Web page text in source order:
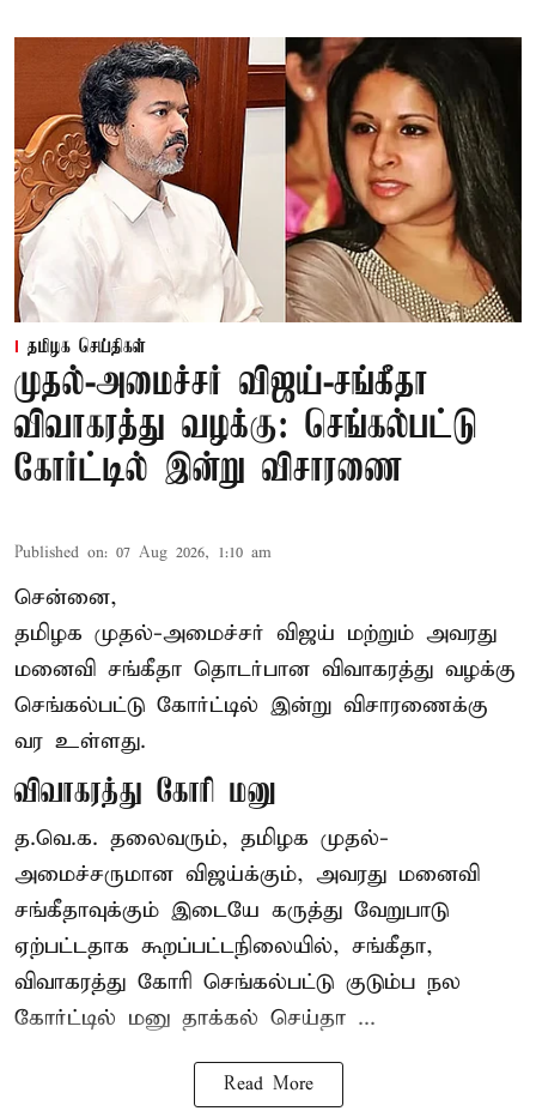
தமிழக செய்திகள்
முதல்-அமைச்சர் விஜய்-சங்கீதா
விவாகரத்து வழக்கு: செங்கல்பட்டு
கோர்ட்டில் இன்று விசாரணை
Published on: 07 Aug 2026, 1:10 am
சென்னை,
தமிழக முதல்-அமைச்சர் விஜய் மற்றும் அவரது
மனைவி சங்கீதா தொடர்பான விவாகரத்து வழக்கு
செங்கல்பட்டு கோர்ட்டில் இன்று விசாரணைக்கு
வர உள்ளது.
விவாகரத்து கோரி மனு
த.வெ.க. தலைவரும், தமிழக முதல்-
அமைச்சருமான விஜய்க்கும், அவரது மனைவி
சங்கீதாவுக்கும் இடையே கருத்து வேறுபாடு
ஏற்பட்டதாக கூறப்பட்டநிலையில், சங்கீதா,
விவாகரத்து கோரி செங்கல்பட்டு குடும்ப நல
கோர்ட்டில் மனு தாக்கல் செய்தா ...
Read More